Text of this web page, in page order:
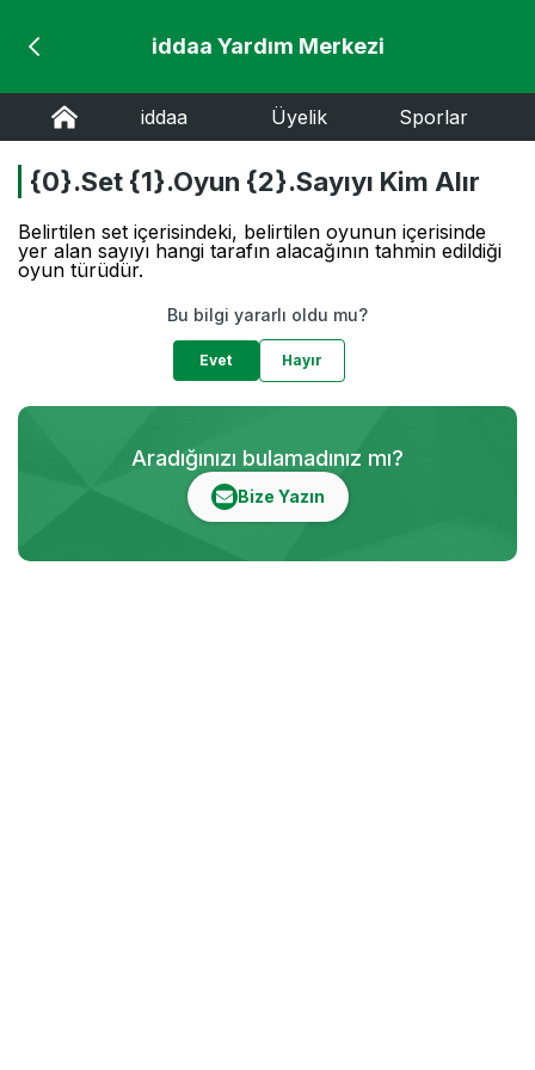
iddaa Yardım Merkezi
iddaa Üyelik Sporlar
{0}.Set {1}.Oyun {2}.Sayıyı Kim Alır
Belirtilen set içerisindeki, belirtilen oyunun içerisinde
yer alan sayıyı hangi tarafın alacağının tahmin edildiği
oyun türüdür.
Bu bilgi yararlı oldu mu?
Evet Hayır
Aradığınızı bulamadınız mı?
Bize Yazın